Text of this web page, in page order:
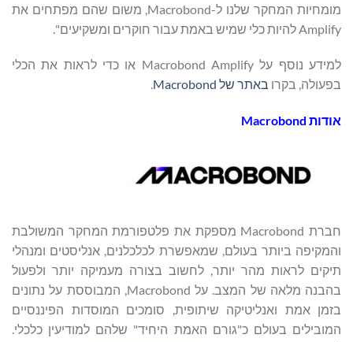
מומחיות המחקר שלנו ל-Macrobond, משום שהם מפתחים את
Amplify להיות כלי שמיש באמת עבור חוקרים ומשקיעים".
למידע נוסף על Macrobond Amplify או כדי לראות את הכלי
בפעולה, בקרו באתר של Macrobond .
אודות Macrobond
חברת Macrobond מספקת את פלטפורמת המחקר המשולבת
והמקיפה ביותר בעולם, שמאפשרת לכלכלנים, אנליסטים ומנהלי
תיקים לראות מהר יותר, לחשוב בצורה מעמיקה יותר ולפעול
בהבנה מלאה של המצב. על Macrobond, המבוססת על נתונים
בזמן אמת ואנליטיקה שיתופית, סומכים המוסדות הפיננסיים
המובילים בעולם כ"גורם האמת היחיד" שלהם למודיעין כלכלי.